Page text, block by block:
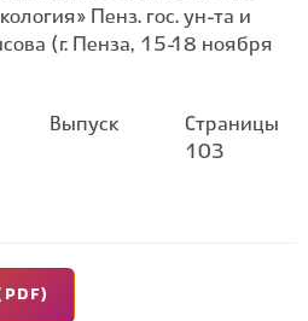
Пенз. гос. ун-та и
(г. Пенза, 15-18 ноября
Выпуск
Страницы
103